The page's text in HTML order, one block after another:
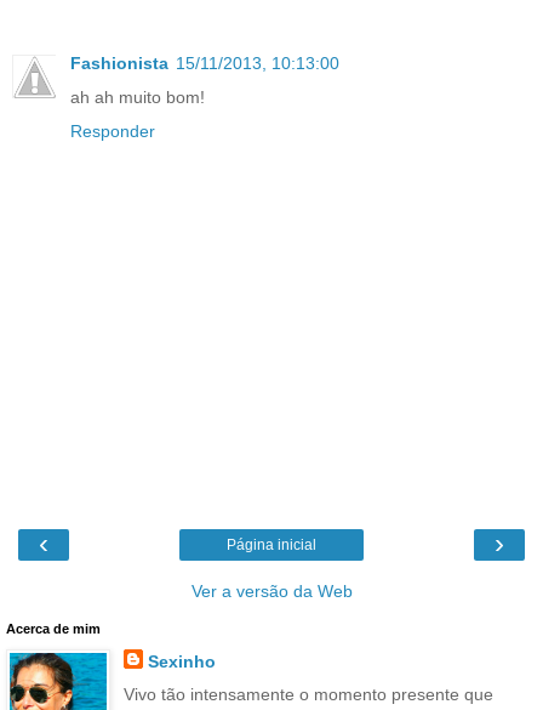
Fashionista 15/11/2013, 10:13:00
ah ah muito bom!
Responder
‹ ›
Página inicial
Ver a versão da Web
Acerca de mim
Sexinho
Vivo tão intensamente o momento presente que